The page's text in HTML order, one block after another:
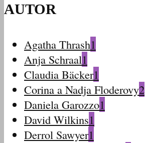
AUTOR
Agatha Thrash1
Anja Schraal1
Claudia Bäcker1
Corina a Nadja Floderovy2
Daniela Garozzo1
David Wilkins1
Derrol Sawyer1